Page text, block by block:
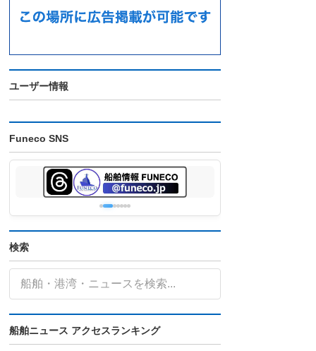
ユーザー情報
Funeco SNS
検索
船舶ニュース アクセスランキング